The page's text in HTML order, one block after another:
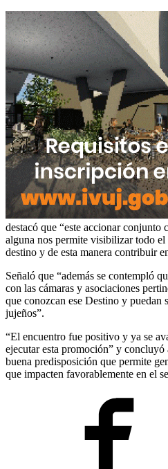
destacó que “este accionar conjunto
alguna nos permite visibilizar todo
destino y de esta manera contribuir
Señaló que “además se contempló
con las cámaras y asociaciones
que conozcan ese Destino y puedan
jujeños”.
“El encuentro fue positivo y ya se
ejecutar esta promoción” y concluyó
buena predisposición que permite
que impacten favorablemente en el